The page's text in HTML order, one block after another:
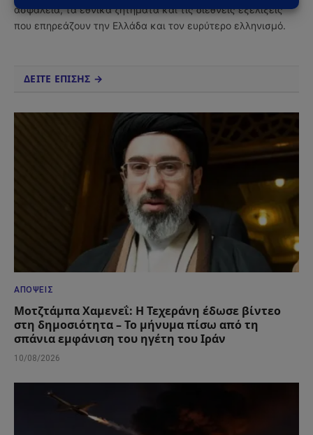
ασφάλεια, τα εθνικά ζητήματα και τις διεθνείς εξελίξεις
που επηρεάζουν την Ελλάδα και τον ευρύτερο ελληνισμό.
ΔΕΙΤΕ ΕΠΙΣΗΣ →
ΑΠΌΨΕΙΣ
Μοτζτάμπα Χαμενεΐ: Η Τεχεράνη έδωσε βίντεο
στη δημοσιότητα – Το μήνυμα πίσω από τη
σπάνια εμφάνιση του ηγέτη του Ιράν
10/08/2026